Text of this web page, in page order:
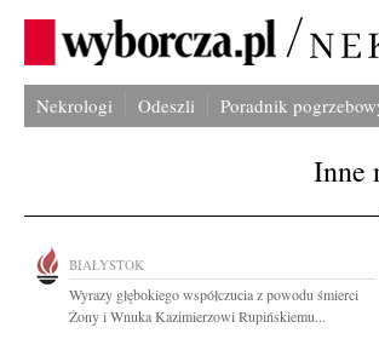
Nekrologi Odeszli Poradnik
Inne
BIAŁYSTOK
Wyrazy głębokiego współczucia z powodu śmierci
Żony i Wnuka Kazimierzowi Rupińskiemu...